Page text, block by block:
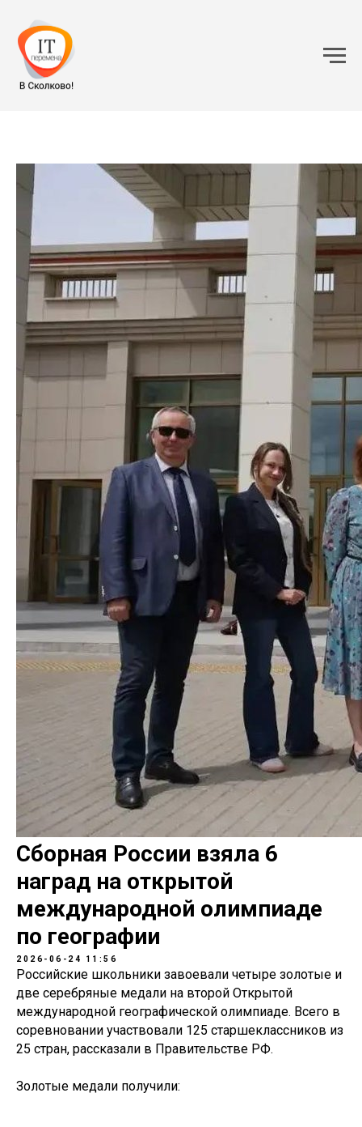
Сборная России взяла 6
наград на открытой
международной олимпиаде
по географии
2026-06-24 11:56
Российские школьники завоевали четыре золотые и
две серебряные медали на второй Открытой
международной географической олимпиаде. Всего в
соревновании участвовали 125 старшеклассников из
25 стран, рассказали в Правительстве РФ.
Золотые медали получили: